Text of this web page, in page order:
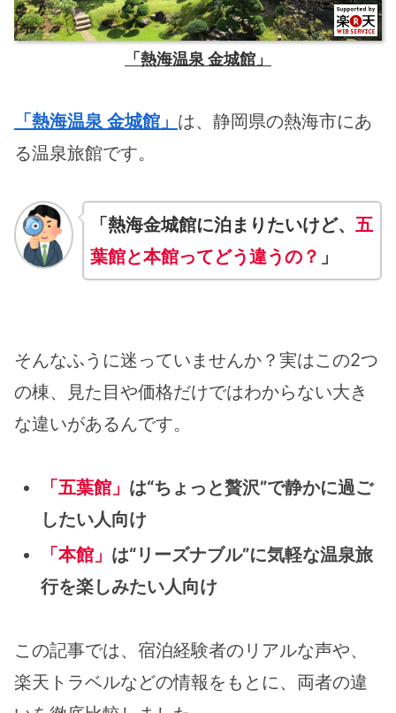
「熱海温泉 金城館」
「熱海温泉 金城館」 は、静岡県の熱海市にあ
る温泉旅館です。
「熱海金城館に泊まりたいけど、 五
葉館と本館ってどう違うの？ 」
そんなふうに迷っていませんか？実はこの2つ
の棟、見た目や価格だけではわからない大き
な違いがあるんです。
「五葉館」 は“ちょっと贅沢”で静かに過ご
したい人向け
「本館」 は“リーズナブル”に気軽な温泉旅
行を楽しみたい人向け
この記事では、宿泊経験者のリアルな声や、
楽天トラベルなどの情報をもとに、両者の違